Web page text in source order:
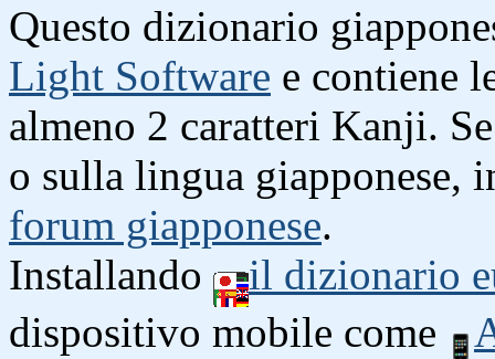
Questo dizionario
Light Software e contiene
almeno 2 caratteri Kanji.
o sulla lingua giapponese,
forum giapponese.
Installando
il dizionario
dispositivo mobile come